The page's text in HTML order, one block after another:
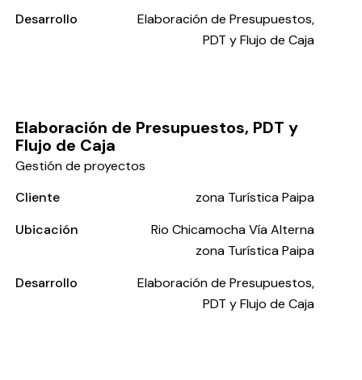
Desarrollo
Elaboración de Presupuestos,
PDT y Flujo de Caja
Elaboración de Presupuestos, PDT y
Flujo de Caja
Gestión de proyectos
Cliente
zona Turística Paipa
Ubicación
Rio Chicamocha Vía Alterna
zona Turística Paipa
Desarrollo
Elaboración de Presupuestos,
PDT y Flujo de Caja